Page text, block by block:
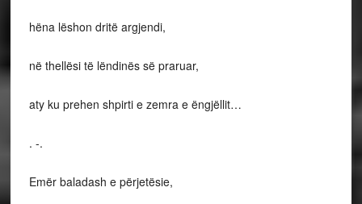
hëna lëshon dritë argjendi,
në thellësi të lëndinës së praruar,
aty ku prehen shpirti e zemra e ëngjëllit…
. -.
Emër baladash e përjetësie,